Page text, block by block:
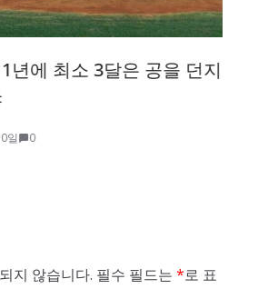
에 최소 3달은 공을 던지
0
지 않습니다. 필수 필드는 *로 표